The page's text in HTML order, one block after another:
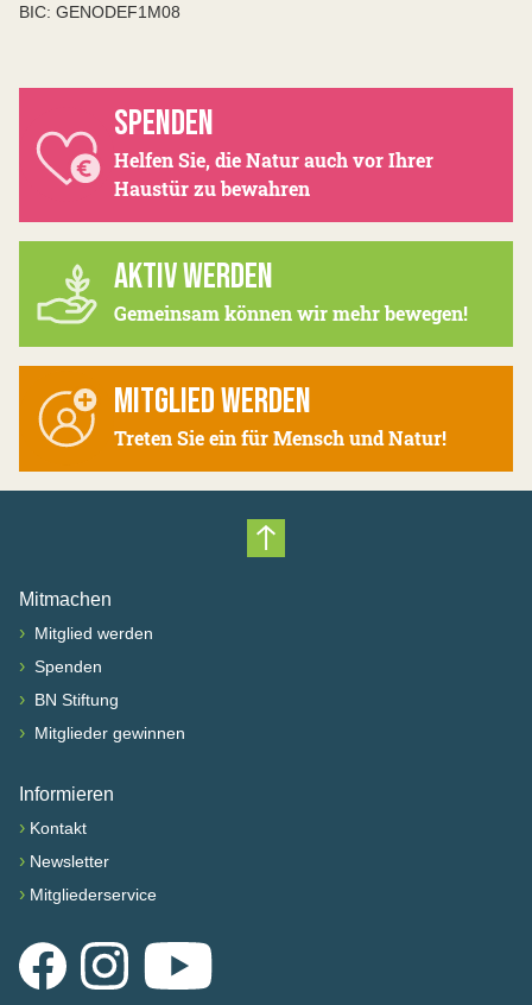
BIC: GENODEF1M08
SPENDEN
Helfen Sie, die Natur auch vor Ihrer
Haustür zu bewahren
AKTIV WERDEN
Gemeinsam können wir mehr bewegen!
MITGLIED WERDEN
Treten Sie ein für Mensch und Natur!
Nach oben scrollen
Mitmachen
› Mitglied werden
› Spenden
› BN Stiftung
› Mitglieder gewinnen
Informieren
› Kontakt
› Newsletter
› Mitgliederservice
FacebookInstagramYouTube